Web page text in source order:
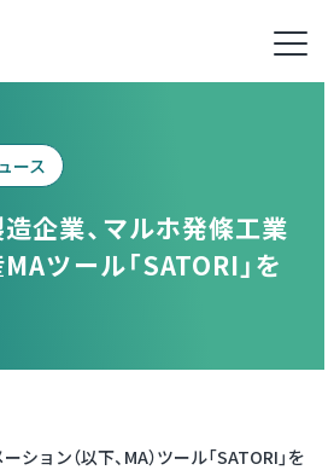
ース
企業、マルホ発條工業
ツール「SATORI」を
ョン（以下、MA）ツール「SATORI」を